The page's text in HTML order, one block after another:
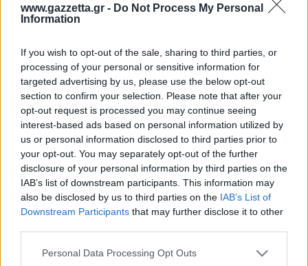
www.gazzetta.gr - Do Not Process My Personal
Information
If you wish to opt-out of the sale, sharing to third parties, or
processing of your personal or sensitive information for
targeted advertising by us, please use the below opt-out
section to confirm your selection. Please note that after your
opt-out request is processed you may continue seeing
interest-based ads based on personal information utilized by
us or personal information disclosed to third parties prior to
your opt-out. You may separately opt-out of the further
disclosure of your personal information by third parties on the
IAB’s list of downstream participants. This information may
also be disclosed by us to third parties on the IAB’s List of
Downstream Participants that may further disclose it to other
Please note that this website/app uses one or more Google
Personal Data Processing Opt Outs
Bundesliga
Εθνική Ελλάδος
Μουντιάλ 2026
Wyscout Analysis
Ευρώπη
Κόσμος
EuroCup
Basketaki
Eurobasket
CEV Cup
Challenge Cup
Κολύμβηση
Ιστιοπλοΐα
Κωπηλασία
Ξιφασκία
Σκοποβολή
Πάλη
Τάε κβον ντο
Τζούντο
Πινγκ - πονγκ
Τεχνολογία
Υγεία
Showbiz
Παναγιώτης Δαλαταριώφ
Αντώνης Καλκαβούρας
Αντώνης Καρπετόπουλος
Δημήτρης Κατσιώνης
Γιώργος Κούβαρης
Κώστας Νικολακόπουλος
Γιάννης Πάλλας
Νίκος Παπαδογιάννης
Γιώργος Σακελλαρίου
Γιάννης Σερέτης
Σταύρος Σουντουλίδης
Δημήτρης Τομαράς
GMotion WRC
ΑΘΛΗΤΙΚΕΣ ΜΕΤΑΔΟΣΕΙΣ
GWOMEN
ΑΘΛΗΤΙΚΗ ΗΧΩ
ΕΚΠΟΜΠΕΣ
GALACTICOS BY INTERWETTEN
GAZZ FLOOR BY NOVIBET
POLE POSITION BY ALLWYN
OLD SCHOOL
ΟΜΑΔΕΣ
ΑΕΚ
Ολυμπιακός
ΠΑΟΚ
PODCASTS
ΣΠΛΙΤ
GAZZETTA ACTS
Gazzetta For Her
Θέμα Ισότητας
GAZZETTA SPECIALS
Unique
Περιγραφή Σχολιάστε εδώ
Ολοκληρώθηκε
Ολυ
MYK
1
17
20
2
37
27
3
31
12
4
24
MYK
Ολοκληρωση κανονικης διαρκειας
Ολυ
% Εντός Πεδιάς